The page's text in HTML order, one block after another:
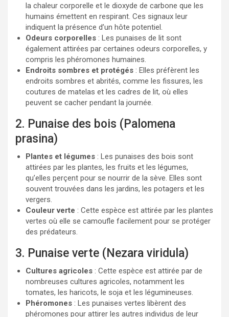
la chaleur corporelle et le dioxyde de carbone que les
humains émettent en respirant. Ces signaux leur
indiquent la présence d’un hôte potentiel.
Odeurs corporelles : Les punaises de lit sont
également attirées par certaines odeurs corporelles, y
compris les phéromones humaines.
Endroits sombres et protégés : Elles préfèrent les
endroits sombres et abrités, comme les fissures, les
coutures de matelas et les cadres de lit, où elles
peuvent se cacher pendant la journée.
2. Punaise des bois (Palomena
prasina)
Plantes et légumes : Les punaises des bois sont
attirées par les plantes, les fruits et les légumes,
qu’elles perçent pour se nourrir de la sève. Elles sont
souvent trouvées dans les jardins, les potagers et les
vergers.
Couleur verte : Cette espèce est attirée par les plantes
vertes où elle se camoufle facilement pour se protéger
des prédateurs.
3. Punaise verte (Nezara viridula)
Cultures agricoles : Cette espèce est attirée par de
nombreuses cultures agricoles, notamment les
tomates, les haricots, le soja et les légumineuses.
Phéromones : Les punaises vertes libèrent des
phéromones pour attirer les autres individus de leur